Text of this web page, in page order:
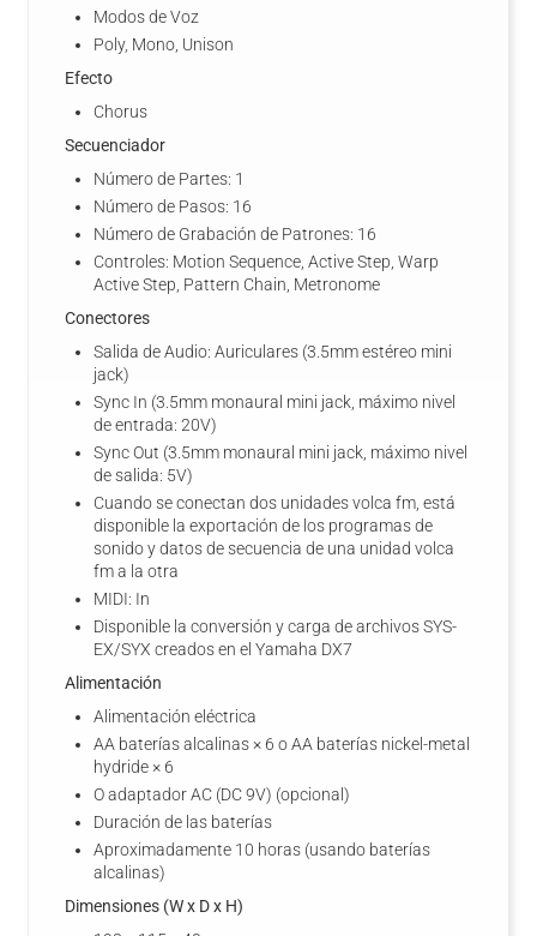
Modos de Voz
Poly, Mono, Unison
Efecto
Chorus
Secuenciador
Número de Partes: 1
Número de Pasos: 16
Número de Grabación de Patrones: 16
Controles: Motion Sequence, Active Step, Warp
Active Step, Pattern Chain, Metronome
Conectores
Salida de Audio: Auriculares (3.5mm estéreo mini
jack)
Sync In (3.5mm monaural mini jack, máximo nivel
de entrada: 20V)
Sync Out (3.5mm monaural mini jack, máximo nivel
de salida: 5V)
Cuando se conectan dos unidades volca fm, está
disponible la exportación de los programas de
sonido y datos de secuencia de una unidad volca
fm a la otra
MIDI: In
Disponible la conversión y carga de archivos SYS-
EX/SYX creados en el Yamaha DX7
Alimentación
Alimentación eléctrica
AA baterías alcalinas × 6 o AA baterías nickel-metal
hydride × 6
O adaptador AC (DC 9V) (opcional)
Duración de las baterías
Aproximadamente 10 horas (usando baterías
alcalinas)
Dimensiones (W x D x H)